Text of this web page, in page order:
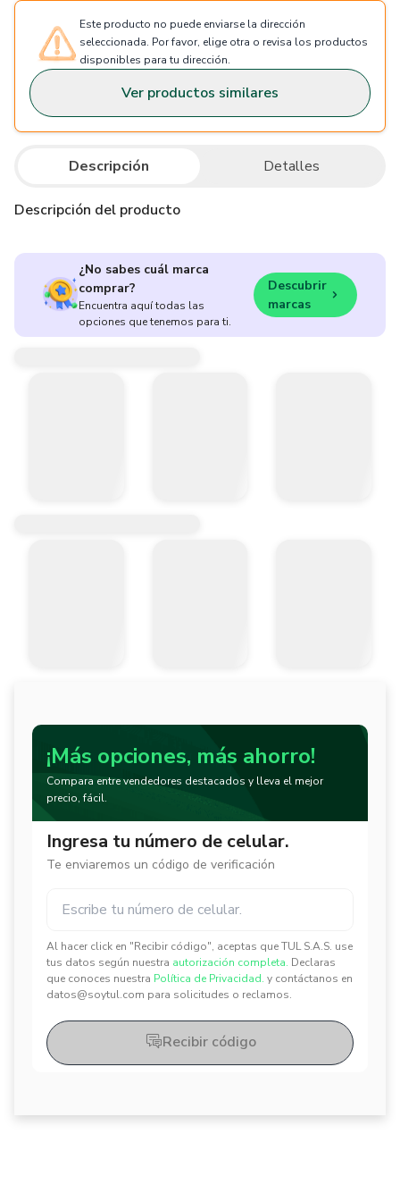
Este producto no puede enviarse la dirección
seleccionada. Por favor, elige otra o revisa los productos
disponibles para tu dirección.
Ver productos similares
Descripción Detalles
Descripción del producto
¿No sabes cuál marca
comprar?
Encuentra aquí todas las
opciones que tenemos para ti.
Descubrir
marcas
¡Más opciones, más ahorro!
Compara entre vendedores destacados y lleva el mejor
precio, fácil.
Ingresa tu número de celular.
Te enviaremos un código de verificación
Al hacer click en "Recibir código", aceptas que TUL S.A.S. use
tus datos según nuestra autorización completa. Declaras
que conoces nuestra Política de Privacidad. y contáctanos en
datos@soytul.com para solicitudes o reclamos.
✕
✕
Recibir código